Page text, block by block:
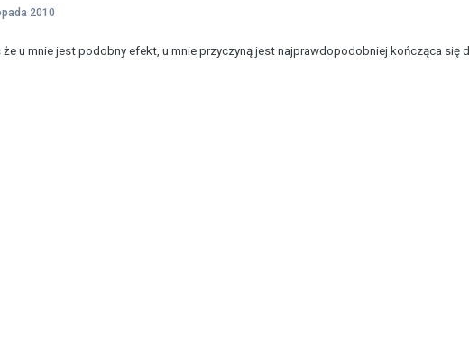
2010
u mnie jest podobny efekt, u mnie przyczyną jest najprawdopodobniej kończąca się